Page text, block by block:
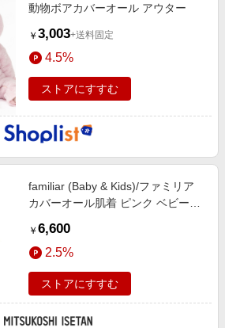
動物ボアカバーオール アウター
￥ 3,003+送料固定
4.5%
ストアにすすむ
familiar (Baby & Kids)/ファミリア
カバーオール肌着 ピンク ベビー服
￥ 6,600
2.5%
ストアにすすむ